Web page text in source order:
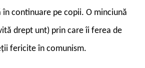
în continuare pe copii. O minciună
drept unt) prin care îi ferea de
fericite în comunism.